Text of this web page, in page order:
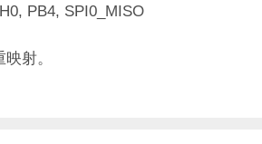
PB4, SPI0_MISO
射。